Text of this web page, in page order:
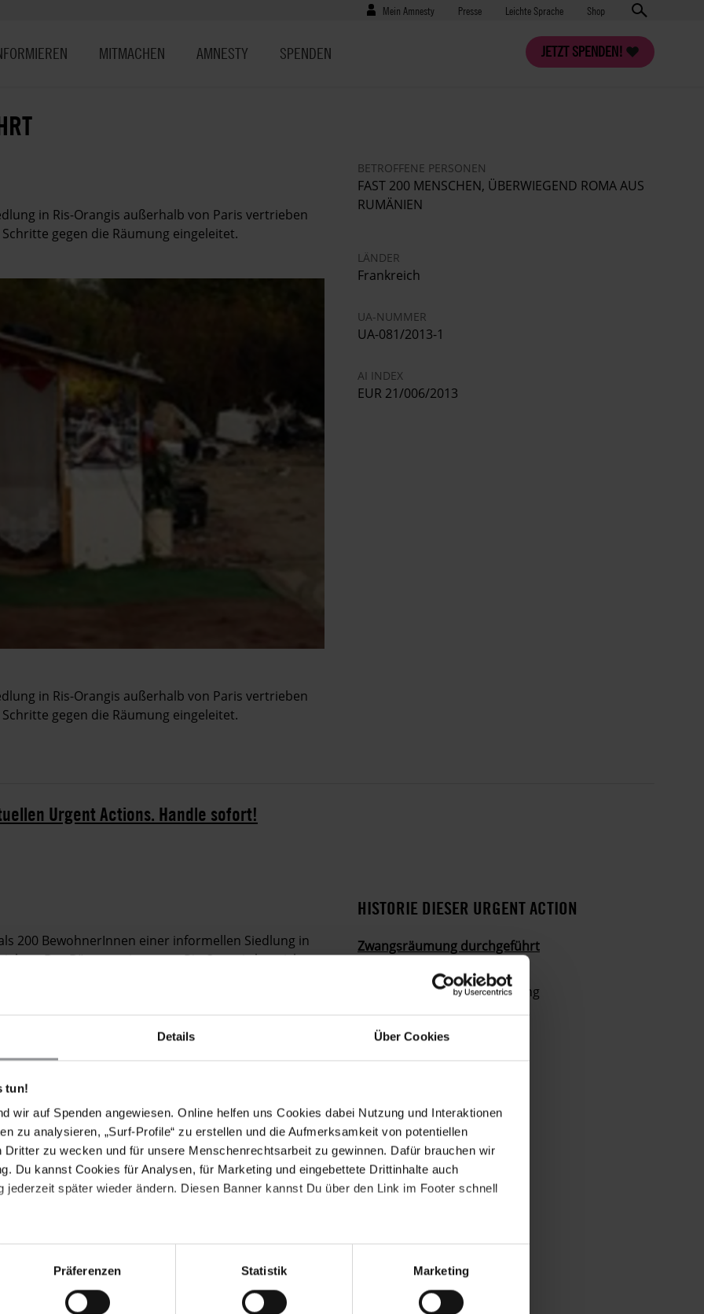
Details Über Cookies
tun!
wir auf Spenden angewiesen. Online helfen uns Cookies dabei Nutzung und Interaktionen
zu analysieren, „Surf-Profile“ zu erstellen und die Aufmerksamkeit von potentiellen
Dritter zu wecken und für unsere Menschenrechtsarbeit zu gewinnen. Dafür brauchen wir
Du kannst Cookies für Analysen, für Marketing und eingebettete Drittinhalte auch
jederzeit später wieder ändern. Diesen Banner kannst Du über den Link im Footer schnell
Präferenzen Statistik Marketing
Benutzermenü
Mein Amnesty Presse
Presse Leichte Sprache Shop
JETZT SPENDEN!
MITMACHEN AMNESTY SPENDEN
in Ris-Orangis außerhalb von Paris vertrieben
gegen die Räumung eingeleitet.
in Ris-Orangis außerhalb von Paris vertrieben
gegen die Räumung eingeleitet.
BETROFFENE PERSONEN
FAST 200 MENSCHEN, ÜBERWIEGEND ROMA AUS
RUMÄNIEN
LÄNDER
Frankreich
UA-NUMMER
UA-081/2013-1
AI INDEX
EUR 21/006/2013
Urgent Actions. Handle sofort!
200 BewohnerInnen einer informellen Siedlung in
Der Bürgermeister von Ris-Orangis hat sich
in einem Integrationsprojekt unterzubringen.
untergebracht.
nach der Zwangsräumung für vier bis zehn Nächte
wurden und etwa 30 Personen erst einmal
vorübergehende Unterbringung organisieren
Zuständen in einigen der
und ein einzelner Mann, insgesamt 17
Verwaltungsgericht von Versailles eingeleitet, in
dass diejenigen, die nicht Teil des
Unterkunft erhalten. Ihre Anwältin argumentierte,
obdachlos seien. Nach der Anhörung gab die
abgewiesen wurde. Nach Zusicherung des
BeschwerdeführerInnen in Notunterkünften
entschieden, dass es nicht nötig sei, die
April in Notunterkünften im Großraum Paris
den Vermittlungsdienst für Notunterkünfte
HISTORIE DIESER URGENT ACTION
Zwangsräumung durchgeführt
01. APRIL 2013
Roma droht Zwangsräumung